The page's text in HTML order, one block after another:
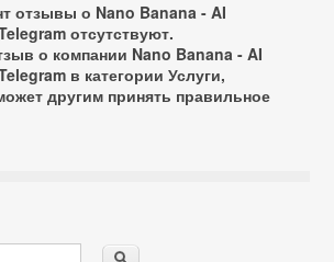
отзывы о Nano Banana - AI
отсутствуют.
о компании Nano Banana - AI
в категорииУслуги,
другим принять правильное